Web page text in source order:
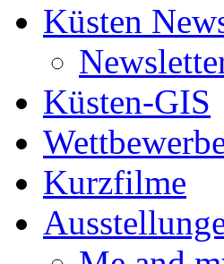
Küsten
Küsten-GIS
Kurzfilme